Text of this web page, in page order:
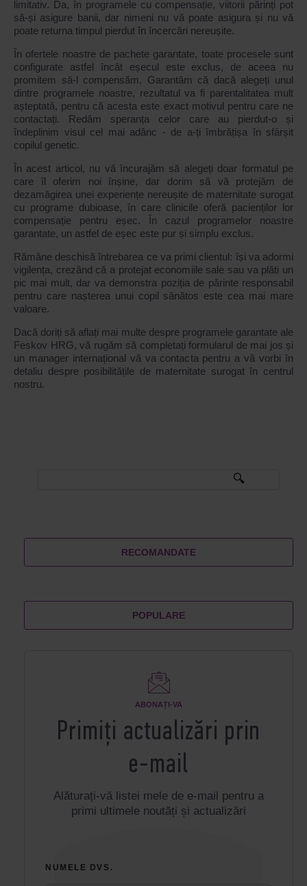
limitativ. Da, în programele cu compensație, viitorii părinți pot
să-și asigure banii, dar nimeni nu vă poate asigura și nu vă
poate returna timpul pierdut în încercări nereușite.
În ofertele noastre de pachete garantate, toate procesele sunt
configurate astfel încât eșecul este exclus, de aceea nu
promitem să-l compensăm. Garantăm că dacă alegeți unul
dintre programele noastre, rezultatul va fi parentalitatea mult
așteptată, pentru că acesta este exact motivul pentru care ne
contactați. Redăm speranța celor care au pierdut-o și
îndeplinim visul cel mai adânc - de a-ți îmbrățișa în sfârșit
copilul genetic.
În acest articol, nu vă încurajăm să alegeți doar formatul pe
care îl oferim noi înșine, dar dorim să vă protejăm de
dezamăgirea unei experiențe nereușite de maternitate surogat
cu programe dubioase, în care clinicile oferă pacienților lor
compensație pentru eșec. În cazul programelor noastre
garantate, un astfel de eșec este pur și simplu exclus.
Rămâne deschisă întrebarea ce va primi clientul: își va adormi
vigilența, crezând că a protejat economiile sale sau va plăti un
pic mai mult, dar va demonstra poziția de părinte responsabil
pentru care nașterea unui copil sănătos este cea mai mare
valoare.
Dacă doriți să aflați mai multe despre programele garantate ale
Feskov HRG, vă rugăm să completați formularul de mai jos și
un manager internațional vă va contacta pentru a vă vorbi în
detaliu despre posibilitățile de maternitate surogat în centrul
nostru.
RECOMANDATE
POPULARE
ABONAȚI-VA
Primiți actualizări prin
e-mail
Alăturați-vă listei mele de e-mail pentru a
primi ultimele noutăți și actualizări
NUMELE DVS.